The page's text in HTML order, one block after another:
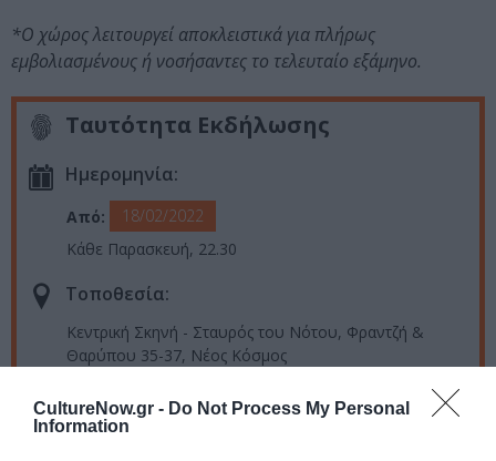
CultureNow.gr - Do Not Process My Personal
Information
*Ο χώρος λειτουργεί αποκλειστικά για πλήρως
εμβολιασμένους ή νοσήσαντες το τελευταίο εξάμηνο.
Ταυτότητα Εκδήλωσης
Ημερομηνία:
Από:
18/02/2022
Κάθε Παρασκευή, 22.30
Τοποθεσία:
Κεντρική Σκηνή - Σταυρός του Νότου, Φραντζή &
Θαρύπου 35-37, Νέος Κόσμος
Σταυρός του Νότου